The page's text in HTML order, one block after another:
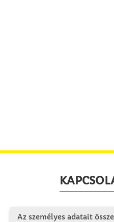
Winkler
Az személyes adatait